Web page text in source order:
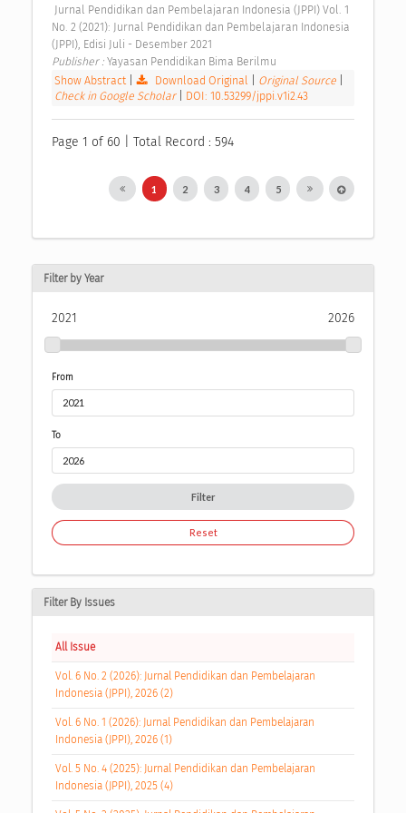
No. 2 (2021): Jurnal Pendidikan dan Pembelajaran Indonesia
(JPPI), Edisi Juli - Desember 2021
Publisher : Yayasan Pendidikan Bima Berilmu
Show Abstract| Download Original Original Source
Check in Google Scholar
DOI: 10.53299/jppi.v1i2.43
Page 1 of 60 | Total Record : 594
1 2 3 4 5
Filter by Year
2021 2026
From
To
Filter
Reset
Filter By Issues
All Issue
Vol. 6 No. 2 (2026): Jurnal Pendidikan dan Pembelajaran
Indonesia (JPPI), 2026 (2)
Vol. 6 No. 1 (2026): Jurnal Pendidikan dan Pembelajaran
Indonesia (JPPI), 2026 (1)
Vol. 5 No. 4 (2025): Jurnal Pendidikan dan Pembelajaran
Indonesia (JPPI), 2025 (4)